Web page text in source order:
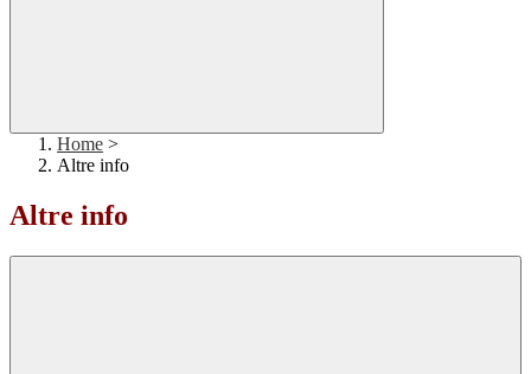
Home >
Altre info
Altre info